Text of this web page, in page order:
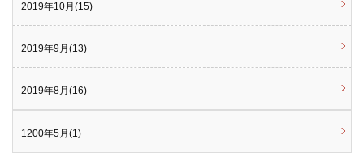
2019年10月(15)
2019年9月(13)
2019年8月(16)
1200年5月(1)